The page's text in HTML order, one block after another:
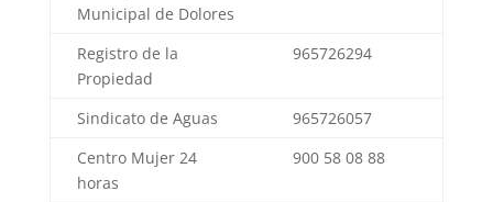
Municipal de Dolores
Registro de la
Propiedad
965726294
Sindicato de Aguas
965726057
Centro Mujer 24
horas
900 58 08 88